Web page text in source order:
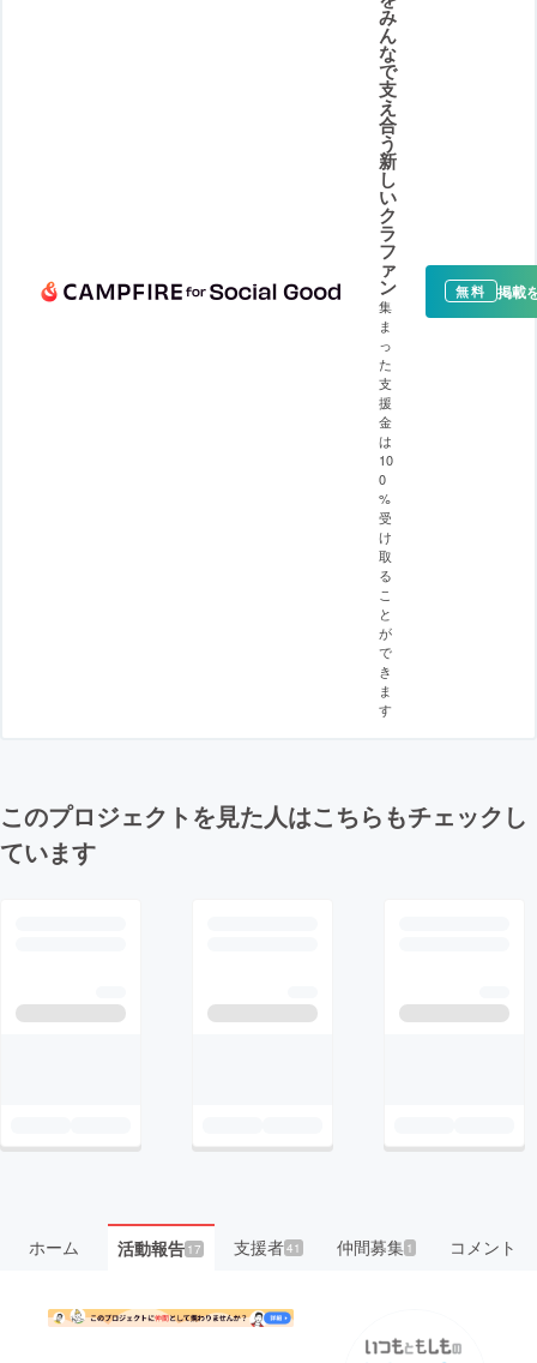
み
ん
な
で
支
え
合
う
新
し
い
ク
ラ
フ
ァ
ン
集
ま
っ
た
支
援
金
は
10
0
%
受
け
取
る
こ
と
が
で
き
ま
す
無料 掲載
このプロジェクトを見た人はこちらもチェックし
ています
ホーム 活動報告17 支援者41 仲間募集 1 コメント